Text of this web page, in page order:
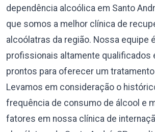
dependência alcoólica em Santo
que somos a melhor clínica de
alcoólatras da região. Nossa equipe
profissionais altamente qualificados
prontos para oferecer um
Levamos em consideração o
frequência de consumo de álcool e
fatores em nossa clínica de